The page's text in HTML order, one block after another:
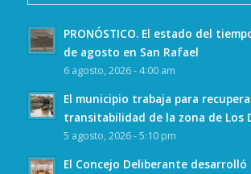
PRONÓSTICO. El estado del
de agosto en San Rafael
6 agosto, 2026 - 4:00 am
El municipio trabaja para
transitabilidad de la zona de Los
5 agosto, 2026 - 5:10 pm
El Concejo Deliberante desarrolló